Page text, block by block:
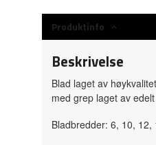
Produktinfo
Beskrivelse
Blad laget av
med grep laget av
Bladbredder: 6, 10, 12,